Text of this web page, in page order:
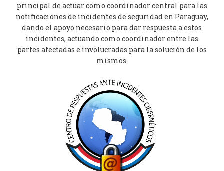
principal de actuar como coordinador central para las
notificaciones de incidentes de seguridad en Paraguay,
dando el apoyo necesario para dar respuesta a estos
incidentes, actuando como coordinador entre las
partes afectadas e involucradas para la solución de los
mismos.